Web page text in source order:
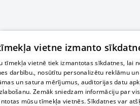
vietne izmanto
tīmekļa vietnē tiek izmantotas sīkdatnes, lai
darbību., nosūtītu personalizētu reklāmu
un satura mērījumus, auditorijas datu
Zemāk sniedzam informāciju par
mūsu tīmekļa vietnēs. Sīkdatnes var